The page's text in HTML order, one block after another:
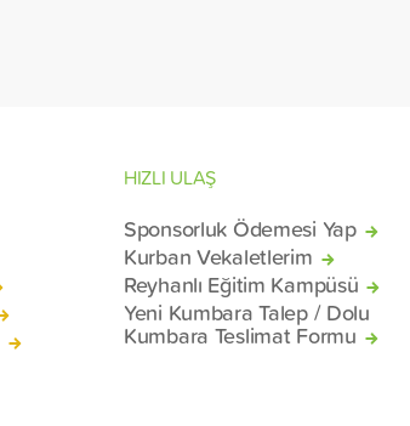
HIZLI ULAŞ
Sponsorluk Ödemesi Yap
Kurban Vekaletlerim
Reyhanlı Eğitim Kampüsü
Yeni Kumbara Talep / Dolu
Kumbara Teslimat Formu